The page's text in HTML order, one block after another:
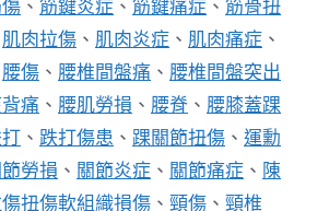
、 筋鍵炎症 、 筋鍵痛症 、 筋骨扭
肌肉拉傷 、 肌肉炎症 、 肌肉痛症 、
腰傷 、 腰椎間盤痛 、 腰椎間盤突出
痛 、 腰肌勞損 、 腰脊 、 腰膝蓋踝
、 跌打傷患 、 踝關節扭傷 、 運勳
勞損 、 關節炎症 、 關節痛症 、 陳
扭傷軟組織損傷 、 頸傷 、 頸椎